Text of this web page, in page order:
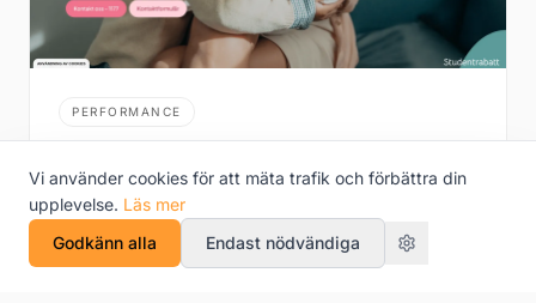
PERFORMANCE
Fertilitetsklinik.
Boka ett möte
Vi använder cookies för att mäta trafik och förbättra din
upplevelse. Läs mer
Godkänn alla
Endast nödvändiga